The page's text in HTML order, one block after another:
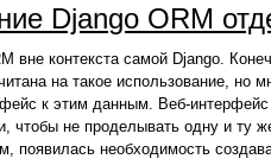
Django ORM
вне контекста самой Django.
на такое использование, но
к этим данным. Веб-
чтобы не проделывать одну и ту
появилась необходимость